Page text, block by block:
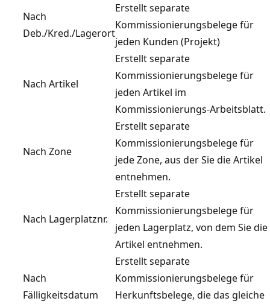
Nach
Deb./Kred./Lagerort
Erstellt separate
Kommissionierungsbelege für
jeden Kunden (Projekt)
Nach Artikel
Erstellt separate
Kommissionierungsbelege für
jeden Artikel im
Kommissionierungs-Arbeitsblatt.
Nach Zone
Erstellt separate
Kommissionierungsbelege für
jede Zone, aus der Sie die Artikel
entnehmen.
Nach Lagerplatznr.
Erstellt separate
Kommissionierungsbelege für
jeden Lagerplatz, von dem Sie die
Artikel entnehmen.
Nach
Fälligkeitsdatum
Erstellt separate
Kommissionierungsbelege für
Herkunftsbelege, die das gleiche